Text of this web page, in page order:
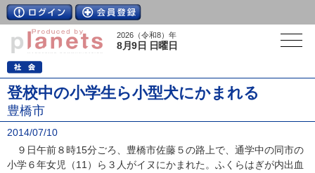
2026（令和8）年
8月9日 日曜日
登校中の小学生ら小型犬にかまれる
豊橋市
2014/07/10
９日午前８時15分ごろ、豊橋市佐藤５の路上で、通学中の同市の
小学６年女児（11）ら３人がイヌにかまれた。ふくらはぎが内出血